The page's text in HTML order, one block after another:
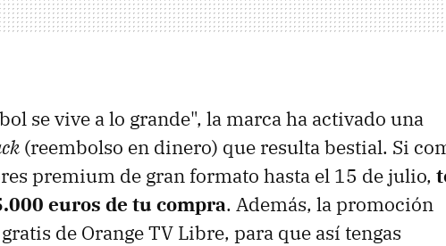
se vive a lo grande", la marca ha activado una
(reembolso en dinero) que resulta bestial. Si
premium de gran formato hasta el 15 de julio,
euros de tu compra. Además, la promoción
de Orange TV Libre, para que así tengas